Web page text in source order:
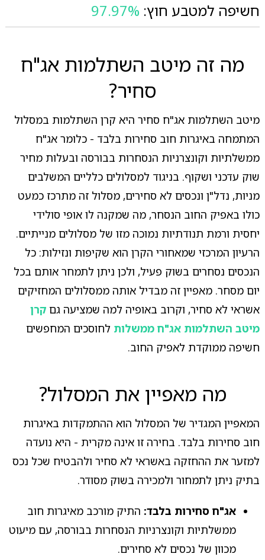
חשיפה למטבע חוץ: 97.97%
מה זה מיטב השתלמות אג"ח
סחיר?
מיטב השתלמות אג"ח סחיר היא קרן השתלמות במסלול
המתמחה באיגרות חוב סחירות בלבד - כלומר אג"ח
ממשלתיות וקונצרניות הנסחרות בבורסה ובעלות מחיר
שוק עדכני ושקוף. בניגוד למסלולים כלליים המשלבים
מניות, נדל"ן ונכסים לא סחירים, מסלול זה מתרכז כמעט
כולו באפיק החוב הנסחר, מה שמקנה לו אופי סולידי
יחסית ורמת תנודתיות נמוכה מזו של מסלולים מנייתיים.
הרעיון המרכזי שמאחורי הקרן הוא שקיפות ונזילות: כל
הנכסים נסחרים בשוק פעיל, ולכן ניתן לתמחר אותם בכל
יום מסחר. מאפיין זה מבדיל אותה ממסלולים המחזיקים
אשראי לא סחיר, וקרוב באופיה למה שמציעה גם קרן
מיטב השתלמות אג"ח ממשלות לחוסכים המחפשים
חשיפה ממוקדת לאפיק החוב.
מה מאפיין את המסלול?
המאפיין המגדיר של המסלול הוא ההתמקדות באיגרות
חוב סחירות בלבד. בחירה זו אינה מקרית - היא נועדה
למזער את ההחזקה באשראי לא סחיר ולהבטיח שכל נכס
בתיק ניתן לתמחור ולמכירה בשוק מסודר.
אג"ח סחירות בלבד: התיק מורכב מאיגרות חוב
ממשלתיות וקונצרניות הנסחרות בבורסה, עם מיעוט
מכוון של נכסים לא סחירים.